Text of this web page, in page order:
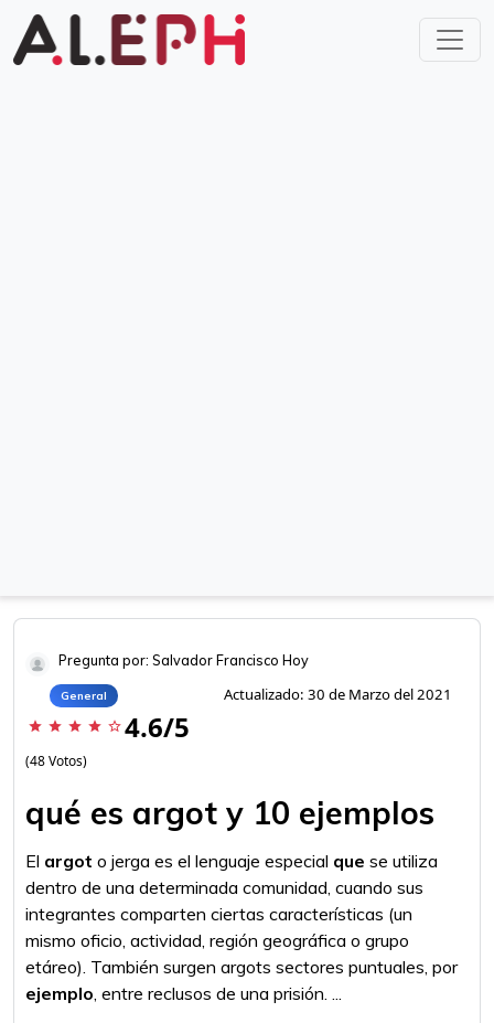
Pregunta por: Salvador Francisco Hoy
General Actualizado: 30 de Marzo del 2021
star star star star star_border 4.6/5
(48 Votos)
qué es argot y 10 ejemplos
El argot o jerga es el lenguaje especial que se utiliza
dentro de una determinada comunidad, cuando sus
integrantes comparten ciertas características (un
mismo oficio, actividad, región geográfica o grupo
etáreo). También surgen argots sectores puntuales, por
ejemplo, entre reclusos de una prisión. ...